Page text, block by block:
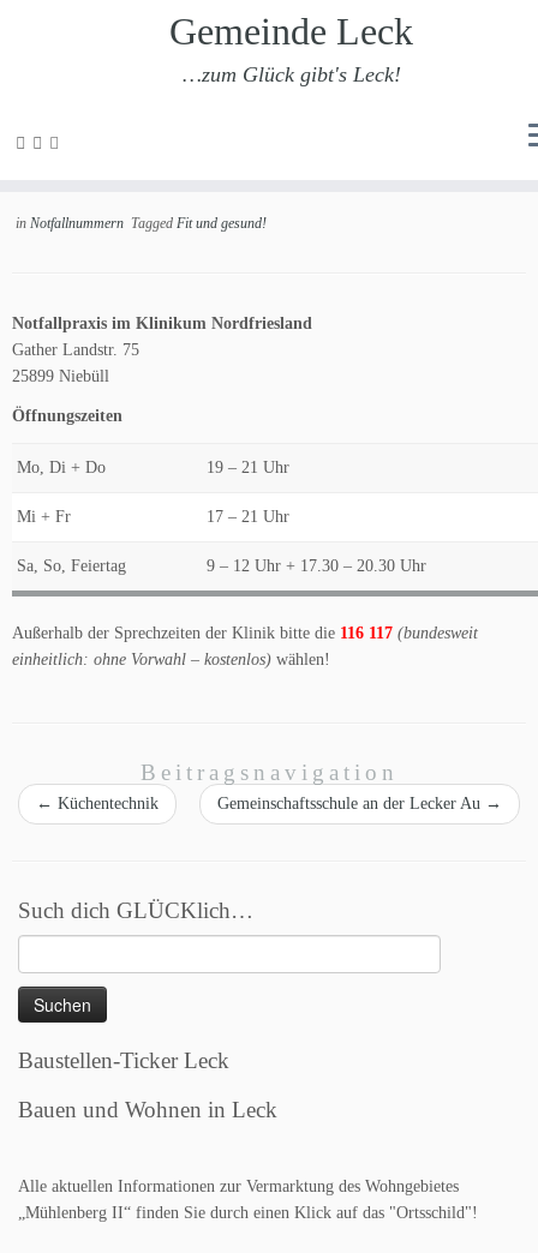
Zum
Gemeinde Leck
…zum Glück gibt's Leck!
in Notfallnummern Tagged Fit und gesund!
Notfallpraxis im Klinikum Nordfriesland
Gather Landstr. 75
25899 Niebüll
Öffnungszeiten
Mo, Di + Do 19 – 21 Uhr
Mi + Fr 17 – 21 Uhr
Sa, So, Feiertag 9 – 12 Uhr + 17.30 – 20.30 Uhr
Außerhalb der Sprechzeiten der Klinik bitte die 116 117 (bundesweit
einheitlich: ohne Vorwahl – kostenlos) wählen!
Beitragsnavigation
← Küchentechnik Gemeinschaftsschule an der Lecker Au →
Such dich GLÜCKlich…
nach:
Baustellen-Ticker Leck
Bauen und Wohnen in Leck
Alle aktuellen Informationen zur Vermarktung des Wohngebietes
„Mühlenberg II“ finden Sie durch einen Klick auf das "Ortsschild"!